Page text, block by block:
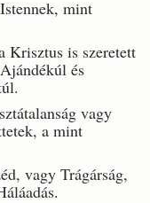
mint
Krisztus is szeretett
és
vagy
a mint
vagy Trágárság,